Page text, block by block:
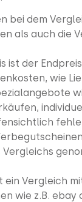
bei dem
als auch die
ist der
wie
ein Vergleich
wie z.B. ebay